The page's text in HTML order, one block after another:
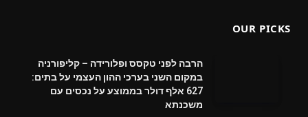
OUR PICKS
הרבה לפני טקסס ופלורידה – קליפורניה
במקום השני בערכי ההון העצמי על בתים:
627 אלף דולר בממוצע על נכסים עם
משכנתא